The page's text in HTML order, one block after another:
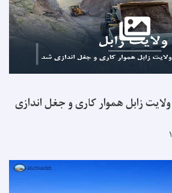
کاری و جغل اندازی